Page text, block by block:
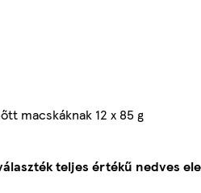
macskáknak 12 x 85 g
teljes értékű nedves